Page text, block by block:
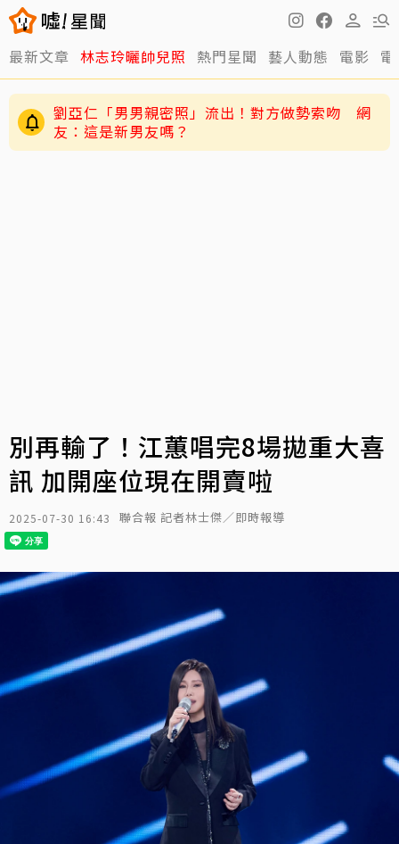
最新文章 林志玲曬帥兒照 熱門星聞 藝人動態 電影
五月天冠佑20愛女遭AI合成不雅影像 小玫瑰劉
芯妤親回擊：已截圖存證
劉亞仁「男男親密照」流出！對方做勢索吻 網
友：這是新男友嗎？
別再輸了！江蕙唱完8場拋重大喜
訊 加開座位現在開賣啦
2025-07-30 16:43 聯合報 記者林士傑／即時報導